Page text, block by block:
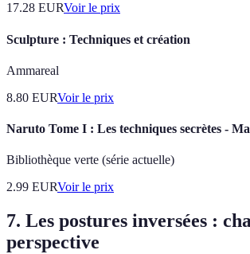
17.28 EURVoir le prix
Sculpture : Techniques et création
Ammareal
8.80 EURVoir le prix
Naruto Tome I : Les techniques secrètes -
Bibliothèque verte (série actuelle)
2.99 EURVoir le prix
7. Les postures inversées :
perspective